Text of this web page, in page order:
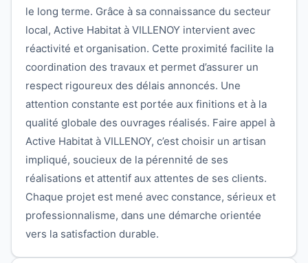
le long terme. Grâce à sa connaissance du secteur
local, Active Habitat à VILLENOY intervient avec
réactivité et organisation. Cette proximité facilite la
coordination des travaux et permet d’assurer un
respect rigoureux des délais annoncés. Une
attention constante est portée aux finitions et à la
qualité globale des ouvrages réalisés. Faire appel à
Active Habitat à VILLENOY, c’est choisir un artisan
impliqué, soucieux de la pérennité de ses
réalisations et attentif aux attentes de ses clients.
Chaque projet est mené avec constance, sérieux et
professionnalisme, dans une démarche orientée
vers la satisfaction durable.